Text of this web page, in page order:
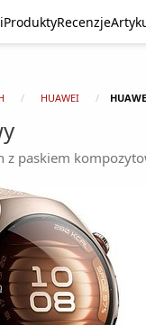
ProduktyRecenzje
HUAWEI
z paskiem